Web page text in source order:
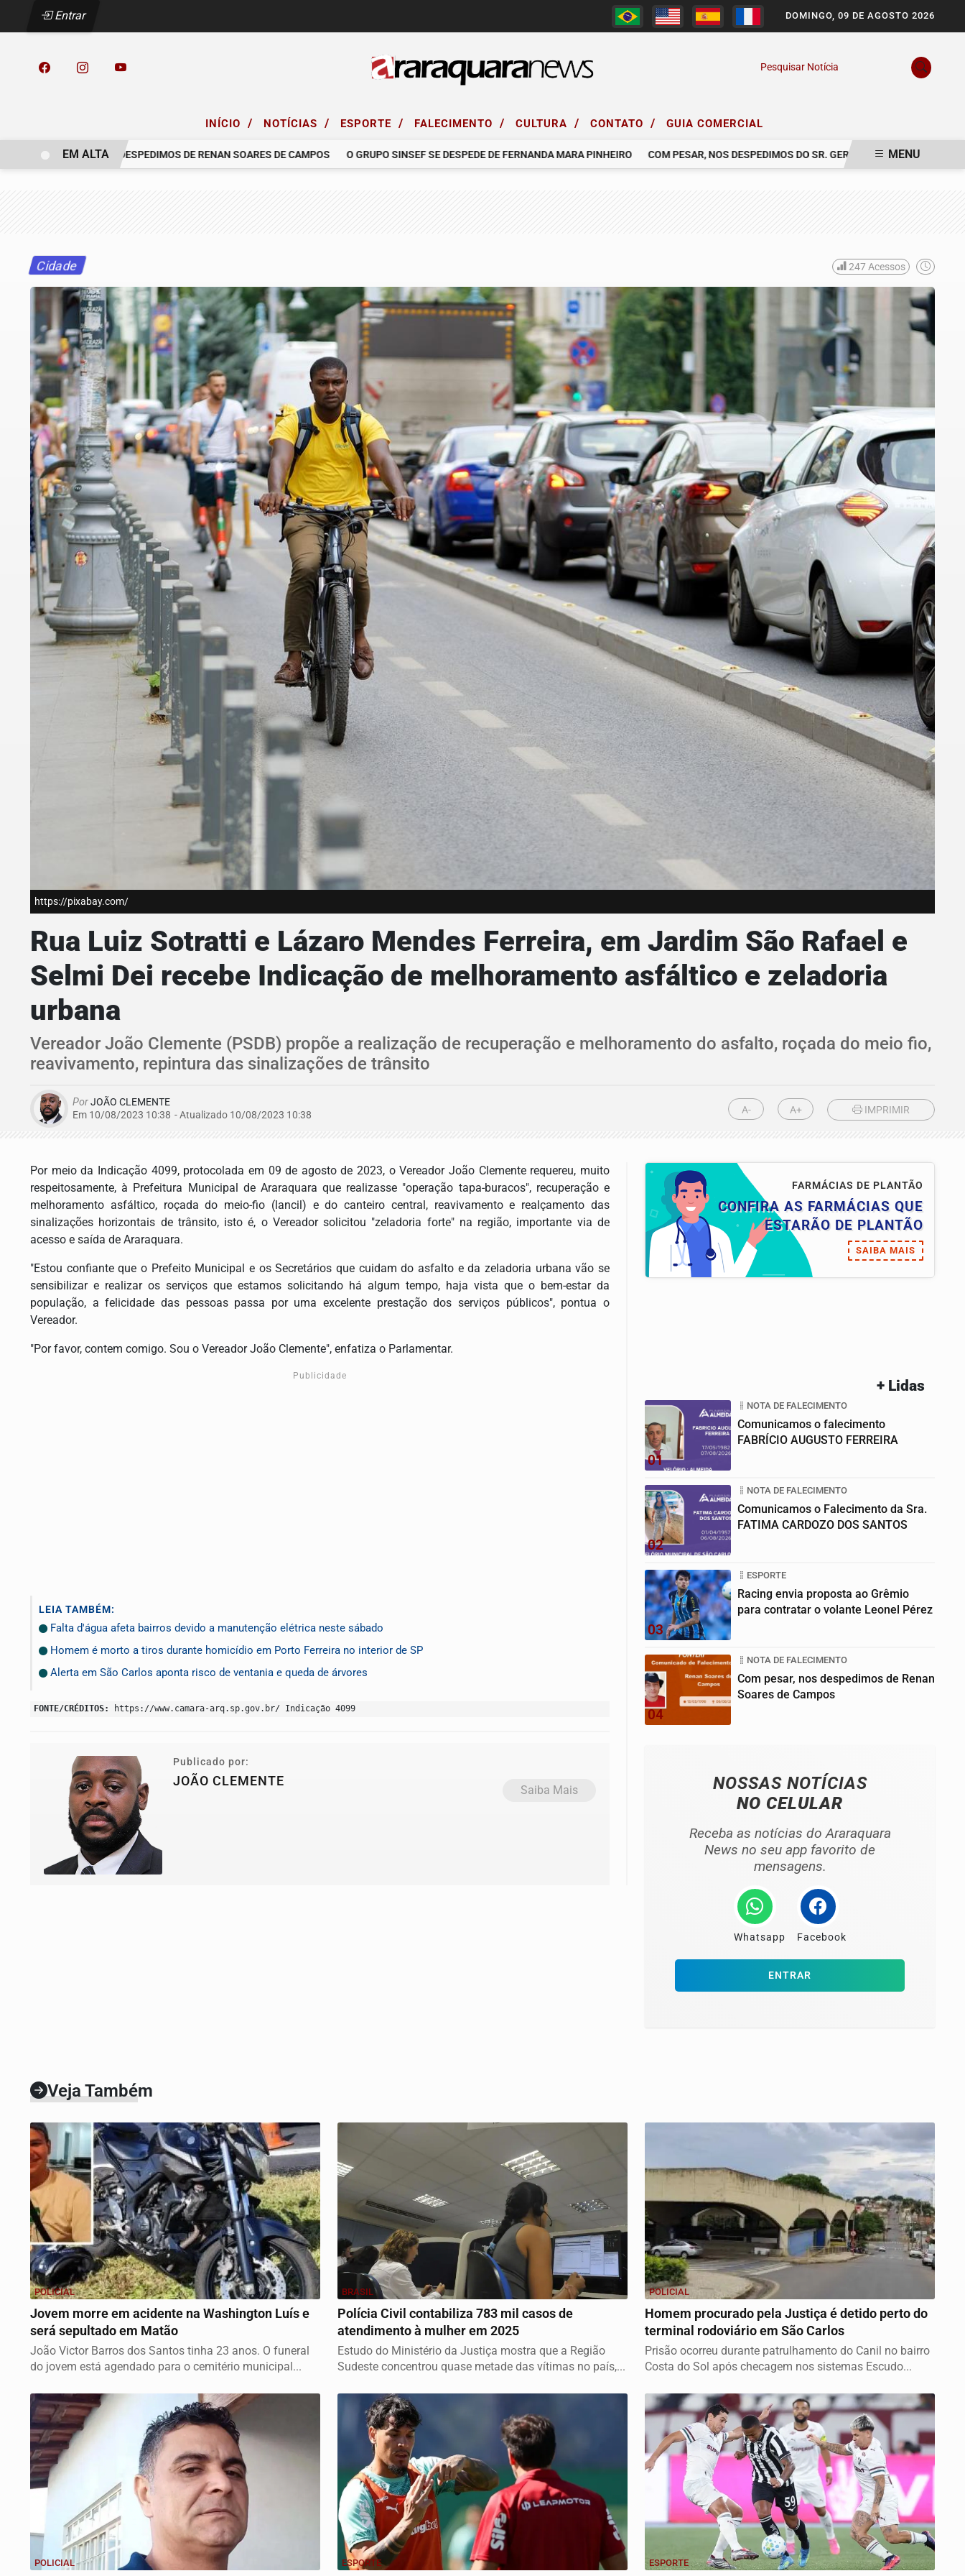
Entrar DOMINGO, 09 DE AGOSTO 2026
Pesquisar Notícia
INÍCIO / NOTÍCIAS / ESPORTE / FALECIMENTO / CULTURA / CONTATO / GUIA COMERCIAL
COM PESAR, NOS DESPEDIMOS DE RENAN SOARES DE CAMPOS O GRUPO SINSEF SE DESPEDE DE FERNANDA MARA PINHEIRO COM PESAR, NOS DESPEDIMOS DO SR. GERALDO BONAVINA
EM ALTA MENU
Cidade 247Acessos
https://pixabay.com/
Rua Luiz Sotratti e Lázaro Mendes Ferreira, em Jardim São Rafael e
Selmi Dei recebe Indicação de melhoramento asfáltico e zeladoria
urbana
Vereador João Clemente (PSDB) propõe a realização de recuperação e melhoramento do asfalto, roçada do meio fio,
reavivamento, repintura das sinalizações de trânsito
PorJOÃO CLEMENTE
Em 10/08/2023 10:38 - Atualizado 10/08/2023 10:38 A- A+ IMPRIMIR
Por meio da Indicação 4099, protocolada em 09 de agosto de 2023, o Vereador João Clemente requereu, muito
respeitosamente, à Prefeitura Municipal de Araraquara que realizasse "operação tapa-buracos", recuperação e
melhoramento asfáltico, roçada do meio-fio (lancil) e do canteiro central, reavivamento e realçamento das
sinalizações horizontais de trânsito, isto é, o Vereador solicitou "zeladoria forte" na região, importante via de
acesso e saída de Araraquara.
"Estou confiante que o Prefeito Municipal e os Secretários que cuidam do asfalto e da zeladoria urbana vão se
sensibilizar e realizar os serviços que estamos solicitando há algum tempo, haja vista que o bem-estar da
população, a felicidade das pessoas passa por uma excelente prestação dos serviços públicos", pontua o
Vereador.
"Por favor, contem comigo. Sou o Vereador João Clemente", enfatiza o Parlamentar.
Publicidade
LEIA TAMBÉM:
Falta d'água afeta bairros devido a manutenção elétrica neste sábado
Homem é morto a tiros durante homicídio em Porto Ferreira no interior de SP
Alerta em São Carlos aponta risco de ventania e queda de árvores
FONTE/CRÉDITOS: https://www.camara-arq.sp.gov.br/ Indicação 4099
Publicado por:
JOÃO CLEMENTE
Saiba Mais
FARMÁCIAS DE PLANTÃO
CONFIRA AS FARMÁCIAS QUE
ESTARÃO DE PLANTÃO
SAIBA MAIS
+ Lidas
01
NOTA DE FALECIMENTO
Comunicamos o falecimento
FABRÍCIO AUGUSTO FERREIRA
02
NOTA DE FALECIMENTO
Comunicamos o Falecimento da Sra.
FATIMA CARDOZO DOS SANTOS
03
ESPORTE
Racing envia proposta ao Grêmio
para contratar o volante Leonel Pérez
04
NOTA DE FALECIMENTO
Com pesar, nos despedimos de Renan
Soares de Campos
NOSSAS NOTÍCIAS
NO CELULAR
Receba as notícias do Araraquara
News no seu app favorito de
mensagens.
Whatsapp Facebook
ENTRAR
Veja Também
POLICIAL
Jovem morre em acidente na Washington Luís e
será sepultado em Matão
João Victor Barros dos Santos tinha 23 anos. O funeral
do jovem está agendado para o cemitério municipal...
BRASIL
Polícia Civil contabiliza 783 mil casos de
atendimento à mulher em 2025
Estudo do Ministério da Justiça mostra que a Região
Sudeste concentrou quase metade das vítimas no país,...
POLICIAL
Homem procurado pela Justiça é detido perto do
terminal rodoviário em São Carlos
Prisão ocorreu durante patrulhamento do Canil no bairro
Costa do Sol após checagem nos sistemas Escudo...
POLICIAL ESPORTE ESPORTE